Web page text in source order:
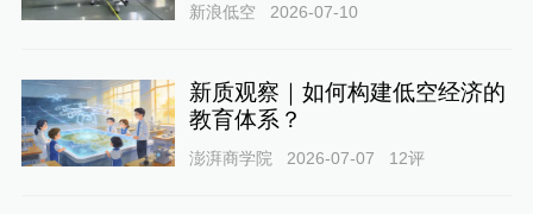
新浪低空 2026-07-10
新质观察｜如何构建低空经济的
教育体系？
澎湃商学院 2026-07-07 12评